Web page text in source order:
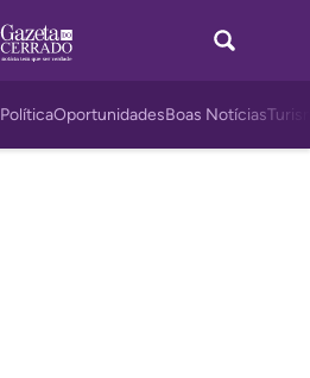
PolíticaOportunidadesBoas Notícias